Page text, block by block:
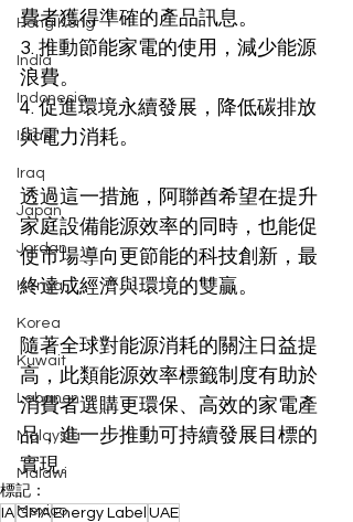
Hong Kong
India
Indonesia
Israel
Iraq
Japan
Jordan
Kenya
Korea
Kuwait
Lebanon
Malaysia
Malawi
Mexico
費者獲得準確的產品訊息。
3. 推動節能家電的使用，減少能源
浪費。
4. 促進環境永續發展，降低碳排放
與電力消耗。
透過這一措施，阿聯酋希望在提升
家庭設備能源效率的同時，也能促
使市場導向更節能的科技創新，最
終達成經濟與環境的雙贏。
隨著全球對能源消耗的關注日益提
高，此類能源效率標籤制度有助於
消費者選購更環保、高效的家電產
品，進一步推動可持續發展目標的
實現。
標記：
IAGMAEnergy Label UAE